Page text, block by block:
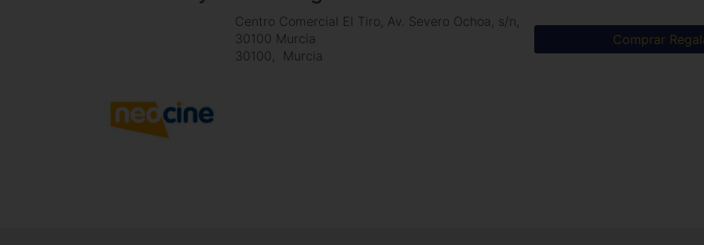
Centro Comercial El Tiro, Av. Severo Ochoa, s/n,
30100 Murcia
30100
Murcia
Comprar